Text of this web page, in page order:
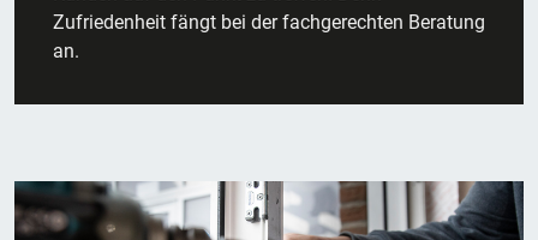
Zufriedenheit fängt bei der fachgerechten Beratung
an.